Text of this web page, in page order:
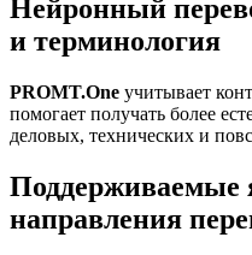
Нейронный
и терминология
PROMT.One учитывает
помогает получать более
деловых, технических и
Поддерживаемые
направления